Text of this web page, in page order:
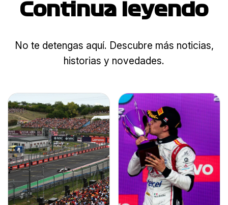
Continua leyendo
No te detengas aquí. Descubre más noticias,
historias y novedades.